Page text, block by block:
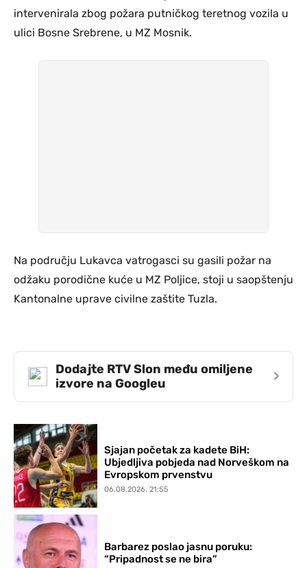
intervenirala zbog požara putničkog teretnog vozila u
ulici Bosne Srebrene, u MZ Mosnik.
Na području Lukavca vatrogasci su gasili požar na
odžaku porodične kuće u MZ Poljice, stoji u saopštenju
Kantonalne uprave civilne zaštite Tuzla.
Dodajte RTV Slon među omiljene
izvore na Googleu
›
Sjajan početak za kadete BiH:
Ubjedljiva pobjeda nad Norveškom na
Evropskom prvenstvu
06.08.2026. 21:55
Barbarez poslao jasnu poruku:
“Pripadnost se ne bira”